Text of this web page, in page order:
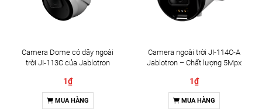
Camera Dome có dây ngoài
trời JI-113C của Jablotron
1₫
MUA HÀNG
Camera ngoài trời JI-114C-A
Jablotron – Chất lượng 5Mpx
1₫
MUA HÀNG